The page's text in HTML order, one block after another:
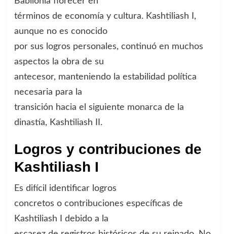
términos de economía y cultura. Kashtiliash I,
aunque no es conocido
por sus logros personales, continuó en muchos
aspectos la obra de su
antecesor, manteniendo la estabilidad política
necesaria para la
transición hacia el siguiente monarca de la
dinastía, Kashtiliash II.
Logros y contribuciones de
Kashtiliash I
Es difícil identificar logros
concretos o contribuciones específicas de
Kashtiliash I debido a la